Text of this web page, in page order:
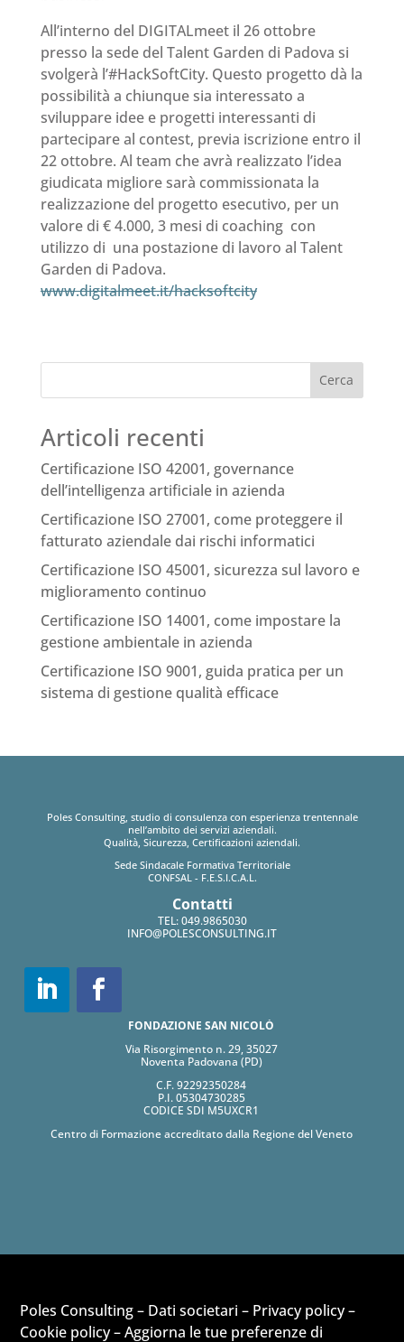
All’interno del DIGITALmeet il 26 ottobre
presso la sede del Talent Garden di Padova si
svolgerà l’#HackSoftCity. Questo progetto dà la
possibilità a chiunque sia interessato a
sviluppare idee e progetti interessanti di
partecipare al contest, previa iscrizione entro il
22 ottobre. Al team che avrà realizzato l’idea
giudicata migliore sarà commissionata la
realizzazione del progetto esecutivo, per un
valore di € 4.000, 3 mesi di coaching con
utilizzo di una postazione di lavoro al Talent
Garden di Padova.
www.digitalmeet.it/hacksoftcity
Cerca
Articoli recenti
Certificazione ISO 42001, governance
dell’intelligenza artificiale in azienda
Certificazione ISO 27001, come proteggere il
fatturato aziendale dai rischi informatici
Certificazione ISO 45001, sicurezza sul lavoro e
miglioramento continuo
Certificazione ISO 14001, come impostare la
gestione ambientale in azienda
Certificazione ISO 9001, guida pratica per un
sistema di gestione qualità efficace
Poles Consulting, studio di consulenza con esperienza trentennale
nell’ambito dei servizi aziendali.
Qualità, Sicurezza, Certificazioni aziendali.
Sede Sindacale Formativa Territoriale
CONFSAL - F.E.S.I.C.A.L.
Contatti
TEL:049.9865030
INFO@POLESCONSULTING.IT
FONDAZIONE SAN NICOLÒ
Via Risorgimento n. 29, 35027
Noventa Padovana (PD)
C.F. 92292350284
P.I. 05304730285
CODICE SDI M5UXCR1
Centro di Formazione accreditato dalla Regione del Veneto
Poles Consulting – Dati societari – Privacy policy–
Cookie policy–Aggiorna le tue preferenze di